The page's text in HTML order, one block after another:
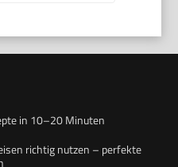
in 10–20 Minuten
richtig nutzen – perfekte